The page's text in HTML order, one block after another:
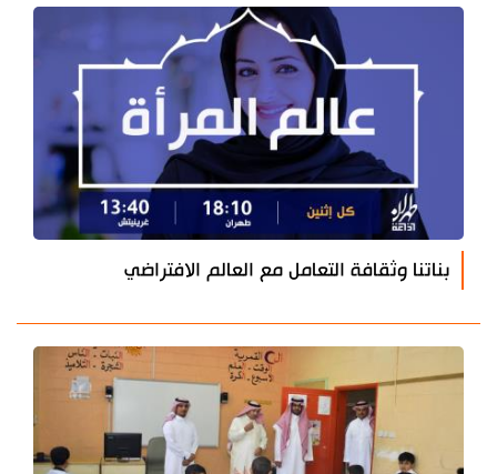
بناتنا وثقافة التعامل مع العالم الافتراضي